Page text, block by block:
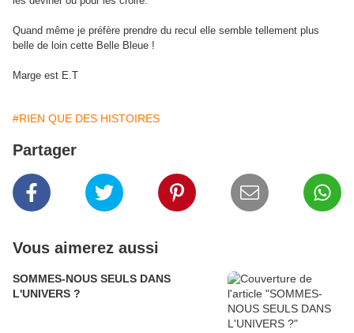
Quand même je préfère prendre du recul elle semble tellement plus
belle de loin cette Belle Bleue !
Marge est E.T
#RIEN QUE DES HISTOIRES
Partager
Vous aimerez aussi
SOMMES-NOUS SEULS DANS
L'UNIVERS ?